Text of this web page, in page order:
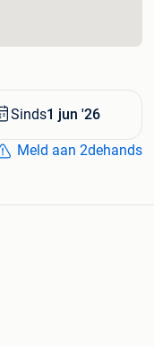
Sinds1 jun '26
Meld aan 2dehands